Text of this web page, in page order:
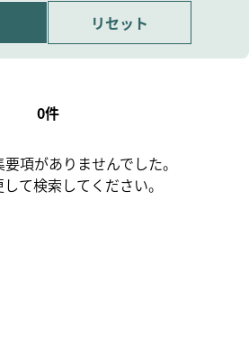
0件
項がありませんでした。
て検索してください。